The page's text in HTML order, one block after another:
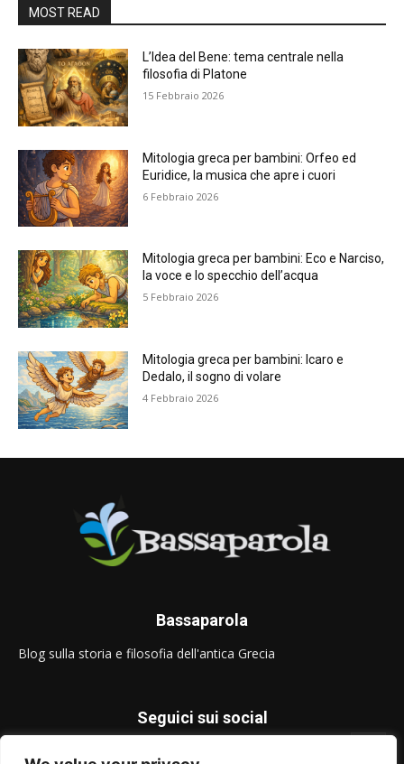
MOST READ
L’Idea del Bene: tema centrale nella
filosofia di Platone
15 Febbraio 2026
Mitologia greca per bambini: Orfeo ed
Euridice, la musica che apre i cuori
6 Febbraio 2026
Mitologia greca per bambini: Eco e Narciso,
la voce e lo specchio dell’acqua
5 Febbraio 2026
Mitologia greca per bambini: Icaro e
Dedalo, il sogno di volare
4 Febbraio 2026
Bassaparola
Blog sulla storia e filosofia dell'antica Grecia
Seguici sui social